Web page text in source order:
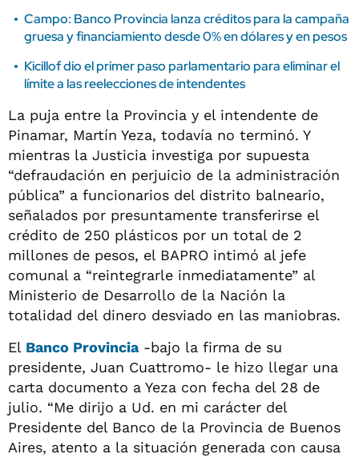
Campo: Banco Provincia lanza créditos para la campaña
gruesa y financiamiento desde 0% en dólares y en pesos
Kicillof dio el primer paso parlamentario para eliminar el
límite a las reelecciones de intendentes
La puja entre la Provincia y el intendente de
Pinamar, Martín Yeza, todavía no terminó. Y
mientras la Justicia investiga por supuesta
“defraudación en perjuicio de la administración
pública” a funcionarios del distrito balneario,
señalados por presuntamente transferirse el
crédito de 250 plásticos por un total de 2
millones de pesos, el BAPRO intimó al jefe
comunal a “reintegrarle inmediatamente” al
Ministerio de Desarrollo de la Nación la
totalidad del dinero desviado en las maniobras.
El Banco Provincia-bajo la firma de su
presidente, Juan Cuattromo- le hizo llegar una
carta documento a Yeza con fecha del 28 de
julio. “Me dirijo a Ud. en mi carácter del
Presidente del Banco de la Provincia de Buenos
Aires, atento a la situación generada con causa